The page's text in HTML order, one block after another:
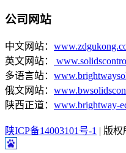
公司网站
中文网站：
英文网站：
多语言站：
俄文网站：
陕西正道： www.brightway-
陕ICP备14003101号-1 | 版权